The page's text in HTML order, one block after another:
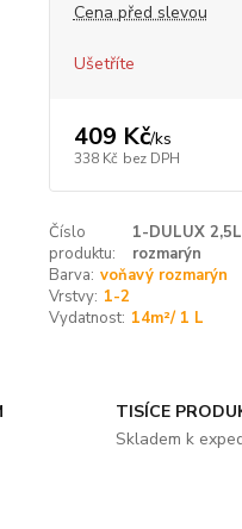
Cena před slevou
Ušetříte
409 Kč/ks
338 Kč bez DPH
Číslo
produktu:
1-DULUX
rozmarýn
Barva: voňavý rozmarýn
Vrstvy: 1-2
Vydatnost: 14m²/ 1 L
TISÍCE
Skladem k